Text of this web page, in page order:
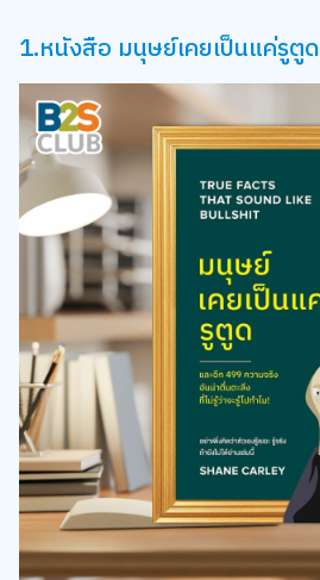
1.หนังสือ มนุษย์เคยเป็นแค่รูตูด